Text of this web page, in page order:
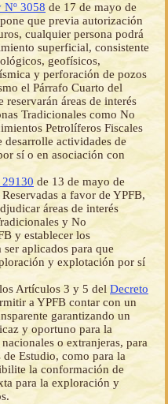
Nº 3058 de 17 de mayo de
que previa autorización
cualquier persona podrá
superficial, consistente
geofísicos,
y perforación de pozos
el Párrafo Cuarto del
áreas de interés
Tradicionales como No
Petrolíferos Fiscales
actividades de
sí o en asociación con
29130 de 13 de mayo de
a favor de YPFB,
áreas de interés
y No
y establecer los
aplicados para que
y explotación por sí
Artículos 3 y 5 del Decreto
a YPFB contar con un
garantizando un
y oportuno para la
o extranjeras, para
Estudio, como para la
la conformación de
para la exploración y